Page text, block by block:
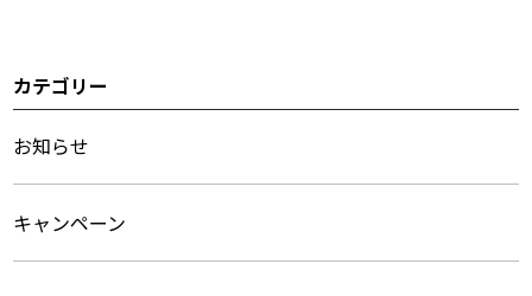
サ
イ
ド
メ
カテゴリー
お知らせ
キャンペーン